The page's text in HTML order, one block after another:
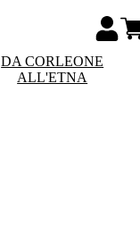
DA CORLEONE
ALL'ETNA